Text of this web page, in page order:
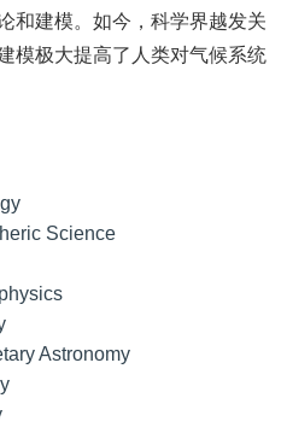
和建模。如今，科学界越发关
模极大提高了人类对气候系统
Science
Astronomy